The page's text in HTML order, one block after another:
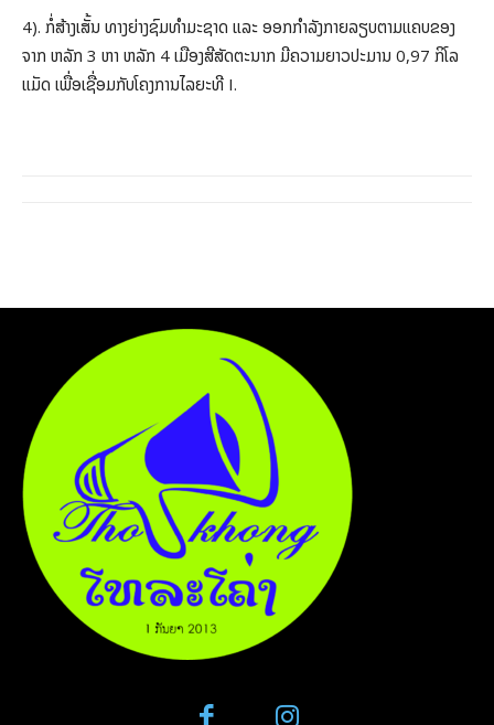
4). ກໍ່ສ້າງເສັ້ນ ທາງຍ່າງຊົມທໍາມະຊາດ ແລະ ອອກກໍາລັງກາຍລຽບຕາມແຄບຂອງ
ຈາກ ຫລັກ 3 ຫາ ຫລັກ 4 ເມືອງສີສັດຕະນາກ ມີຄວາມຍາວປະມານ 0,97 ກິໂລ
ແມັດ ເພື່ອເຊື່ອມກັບໂຄງການໄລຍະທີ I.